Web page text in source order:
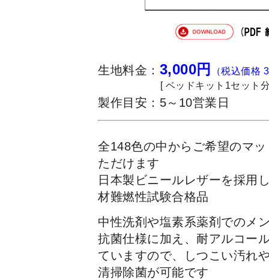
生地料金： 3,000円
（税込価格
[ ベッドキット1セット
製作目安：5～10営業日
全148色の中からご希望のマ
ただけます
日本製ビニールレザーを採用
材難燃性試験合格品
中性洗剤や塩素系薬剤でのメ
抗菌仕様に加え、 耐アルコー
ていますので、しつこい汚れ
清掃除菌が可能です